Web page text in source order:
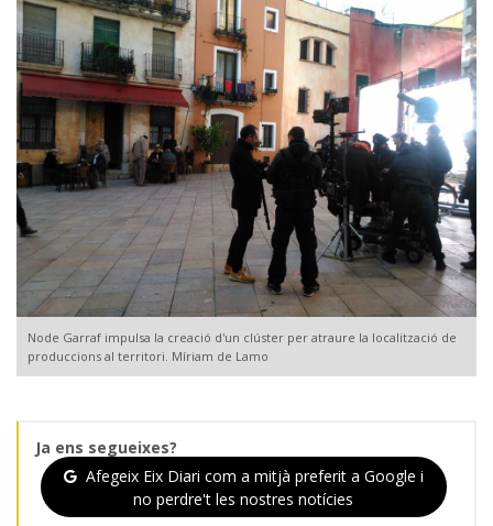
Node Garraf impulsa la creació d'un clúster per atraure la localització de
produccions al territori. Míriam de Lamo
Ja ens segueixes?
Afegeix Eix Diari com a mitjà preferit a Google i
no perdre't les nostres notícies